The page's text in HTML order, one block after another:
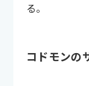
る。
コドモンの